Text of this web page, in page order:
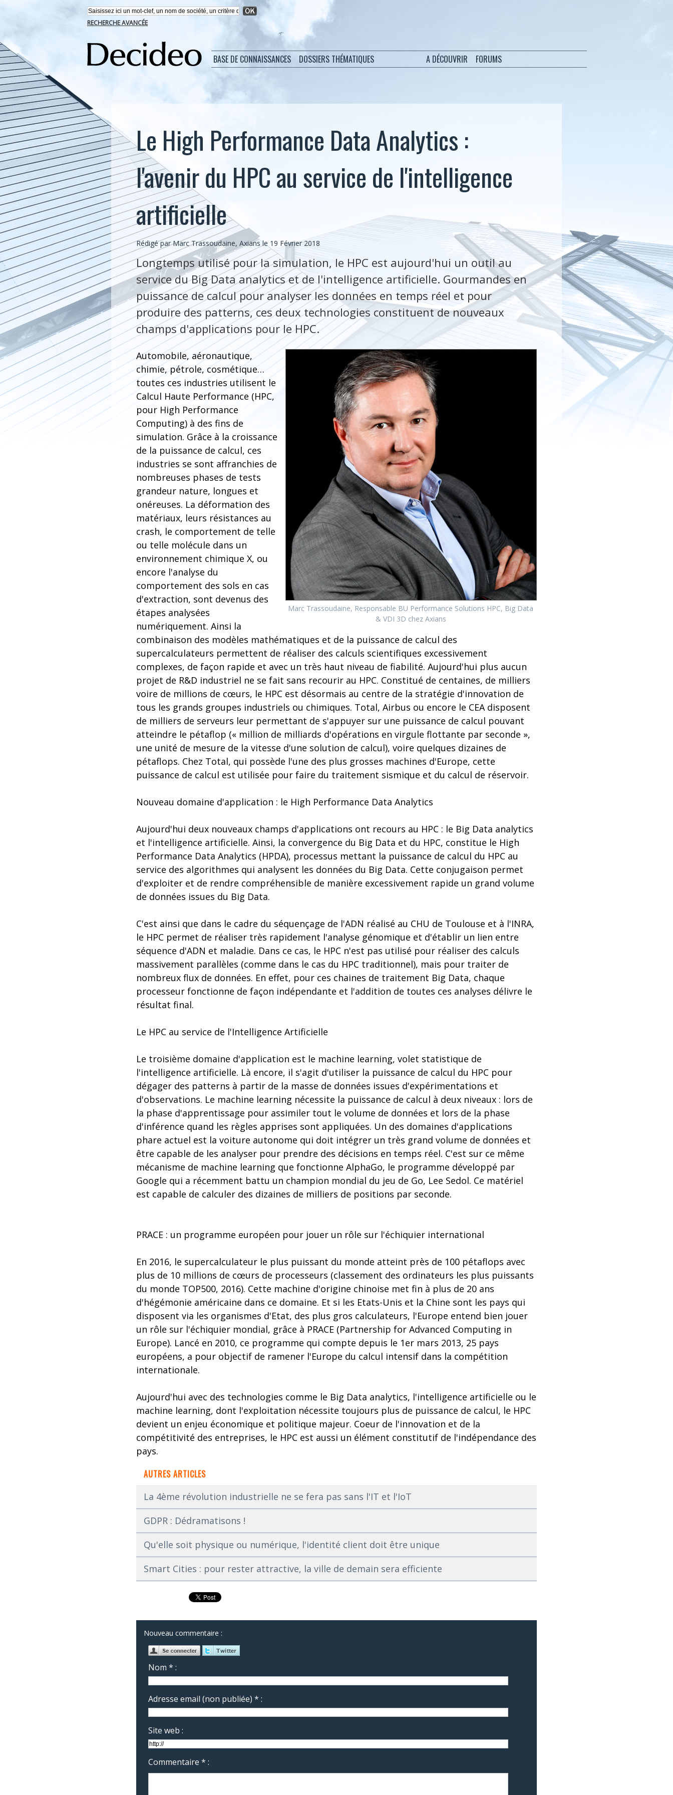
RECHERCHE AVANCÉE
BASE DE CONNAISSANCES DOSSIERS THÉMATIQUES A DÉCOUVRIR FORUMS
Le High Performance Data Analytics :
l'avenir du HPC au service de l'intelligence
artificielle
Rédigé par Marc Trassoudaine, Axians le 19 Février 2018
Longtemps utilisé pour la simulation, le HPC est aujourd'hui un outil au
service du Big Data analytics et de l'intelligence artificielle. Gourmandes en
puissance de calcul pour analyser les données en temps réel et pour
produire des patterns, ces deux technologies constituent de nouveaux
champs d'applications pour le HPC.
Marc Trassoudaine, Responsable BU Performance Solutions HPC, Big Data
& VDI 3D chez Axians
Automobile, aéronautique,
chimie, pétrole, cosmétique…
toutes ces industries utilisent le
Calcul Haute Performance (HPC,
pour High Performance
Computing) à des fins de
simulation. Grâce à la croissance
de la puissance de calcul, ces
industries se sont affranchies de
nombreuses phases de tests
grandeur nature, longues et
onéreuses. La déformation des
matériaux, leurs résistances au
crash, le comportement de telle
ou telle molécule dans un
environnement chimique X, ou
encore l'analyse du
comportement des sols en cas
d'extraction, sont devenus des
étapes analysées
numériquement. Ainsi la
combinaison des modèles mathématiques et de la puissance de calcul des
supercalculateurs permettent de réaliser des calculs scientifiques excessivement
complexes, de façon rapide et avec un très haut niveau de fiabilité. Aujourd'hui plus aucun
projet de R&D industriel ne se fait sans recourir au HPC. Constitué de centaines, de milliers
voire de millions de cœurs, le HPC est désormais au centre de la stratégie d'innovation de
tous les grands groupes industriels ou chimiques. Total, Airbus ou encore le CEA disposent
de milliers de serveurs leur permettant de s'appuyer sur une puissance de calcul pouvant
atteindre le pétaflop (« million de milliards d'opérations en virgule flottante par seconde »,
une unité de mesure de la vitesse d'une solution de calcul), voire quelques dizaines de
pétaflops. Chez Total, qui possède l'une des plus grosses machines d'Europe, cette
puissance de calcul est utilisée pour faire du traitement sismique et du calcul de réservoir.
Nouveau domaine d'application : le High Performance Data Analytics
Aujourd'hui deux nouveaux champs d'applications ont recours au HPC : le Big Data analytics
et l'intelligence artificielle. Ainsi, la convergence du Big Data et du HPC, constitue le High
Performance Data Analytics (HPDA), processus mettant la puissance de calcul du HPC au
service des algorithmes qui analysent les données du Big Data. Cette conjugaison permet
d'exploiter et de rendre compréhensible de manière excessivement rapide un grand volume
de données issues du Big Data.
C'est ainsi que dans le cadre du séquençage de l'ADN réalisé au CHU de Toulouse et à l'INRA,
le HPC permet de réaliser très rapidement l'analyse génomique et d'établir un lien entre
séquence d'ADN et maladie. Dans ce cas, le HPC n'est pas utilisé pour réaliser des calculs
massivement parallèles (comme dans le cas du HPC traditionnel), mais pour traiter de
nombreux flux de données. En effet, pour ces chaines de traitement Big Data, chaque
processeur fonctionne de façon indépendante et l'addition de toutes ces analyses délivre le
résultat final.
Le HPC au service de l'Intelligence Artificielle
Le troisième domaine d'application est le machine learning, volet statistique de
l'intelligence artificielle. Là encore, il s'agit d'utiliser la puissance de calcul du HPC pour
dégager des patterns à partir de la masse de données issues d'expérimentations et
d'observations. Le machine learning nécessite la puissance de calcul à deux niveaux : lors de
la phase d'apprentissage pour assimiler tout le volume de données et lors de la phase
d'inférence quand les règles apprises sont appliquées. Un des domaines d'applications
phare actuel est la voiture autonome qui doit intégrer un très grand volume de données et
être capable de les analyser pour prendre des décisions en temps réel. C'est sur ce même
mécanisme de machine learning que fonctionne AlphaGo, le programme développé par
Google qui a récemment battu un champion mondial du jeu de Go, Lee Sedol. Ce matériel
est capable de calculer des dizaines de milliers de positions par seconde.
PRACE : un programme européen pour jouer un rôle sur l'échiquier international
En 2016, le supercalculateur le plus puissant du monde atteint près de 100 pétaflops avec
plus de 10 millions de cœurs de processeurs (classement des ordinateurs les plus puissants
du monde TOP500, 2016). Cette machine d'origine chinoise met fin à plus de 20 ans
d'hégémonie américaine dans ce domaine. Et si les Etats-Unis et la Chine sont les pays qui
disposent via les organismes d'Etat, des plus gros calculateurs, l'Europe entend bien jouer
un rôle sur l'échiquier mondial, grâce à PRACE (Partnership for Advanced Computing in
Europe). Lancé en 2010, ce programme qui compte depuis le 1er mars 2013, 25 pays
européens, a pour objectif de ramener l'Europe du calcul intensif dans la compétition
internationale.
Aujourd'hui avec des technologies comme le Big Data analytics, l'intelligence artificielle ou le
machine learning, dont l'exploitation nécessite toujours plus de puissance de calcul, le HPC
devient un enjeu économique et politique majeur. Coeur de l'innovation et de la
compétitivité des entreprises, le HPC est aussi un élément constitutif de l'indépendance des
pays.
AUTRES ARTICLES
La 4ème révolution industrielle ne se fera pas sans l'IT et l'IoT
GDPR : Dédramatisons !
Qu'elle soit physique ou numérique, l'identité client doit être unique
Smart Cities : pour rester attractive, la ville de demain sera efficiente
Nouveau commentaire :
Nom * :
Adresse email (non publiée) * :
Site web :
Commentaire * :